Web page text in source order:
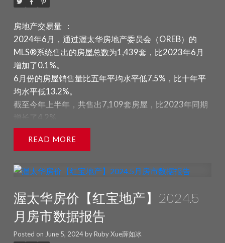
存月份数为3.0个月，高于2023年8月的2.6个月。库存
需的时间。 （数据来源：渥太华地产局OREB)
远落后于目标，2024年目标为12,583套，但实际仅建
成1,593套。OREB及其成员房地产经纪人继续倡导直接
解决城市住房危机的方案，例如允许每块地建设四个单
位并减少高昂的开发费用。
房价指数（HPI）跟踪价格趋势，比使用平均或中位数
价格的衡量方法更准确。
综合基准价格为648,900加元，比2023年7月增长了
0.1%。 单户住宅的基准价格为734,700加元，同比下降
506,100加元，同比增长3.4%。 公寓的基准价格为
屋平均价格为679,610加元，比2023年7月下降了
比2023年7月增长了1.0%。 2024年7月所有房屋销售
的总金额为8.433亿加元，比2023年7月增长了
11.3%。 OREB称平均销售价格在长期趋势分析中具有
参考价值，但不应作为特定房产增值或贬值的指标。平
房地产交易量
：
2024年6月，通过渥太华房地产委员会（OREB）的
MLS®系统售出的房屋总数为1,439套，比2023年6月
增加了0.1%。
6月份的房屋销售量比五年平均水平低7.5%，比十年平
均水平低13.2%。
截至今年上半年，共售出7,109套房屋，比2023年同期
增长了4.2%。
市场趋势 ：
渥太华房地产市场在夏季保持稳定活动。买家有更多时
间选择合适的房产，市场上的房屋销售天数有所增加。
卖家在市场上的活跃度增加，库存和挂牌量有所上升。
渥太华的房地产市场正在逐渐恢复，并接近正常水平。
房价 ：
2024年6月，MLS®房价指数综合基准价格为647,700
加元，比2023年6月下降了0.5%。
READ
渥太华房价【红宝地产】2024.5
月房市数据报告
Posted on June 5, 2024byRuby Xue薛如冰